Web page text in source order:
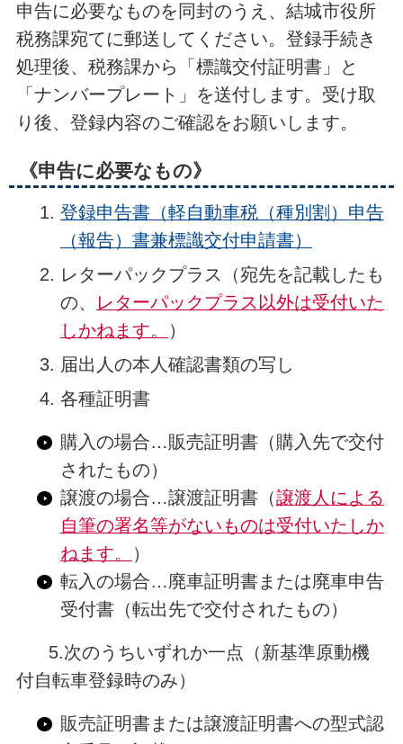
申告に必要なものを同封のうえ、結城市役所
税務課宛てに郵送してください。登録手続き
処理後、税務課から「標識交付証明書」と
「ナンバープレート」を送付します。受け取
り後、登録内容のご確認をお願いします。
《申告に必要なもの》
登録申告書（軽自動車税（種別割）申告
（報告）書兼標識交付申請書）
レターパックプラス（宛先を記載したも
の、
レターパックプラス以外は受付いた
しかねます。
）
届出人の本人確認書類の写し
各種証明書
購入の場合…販売証明書（購入先で交付
されたもの）
譲渡の場合…譲渡証明書（譲渡人による
自筆の署名等がないものは受付いたしか
ねます。
）
転入の場合…廃車証明書または廃車申告
受付書（転出先で交付されたもの）
5.次のうちいずれか一点（新基準原動機
付自転車登録時のみ）
販売証明書または譲渡証明書への型式認